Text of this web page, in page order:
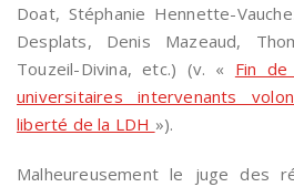
Doat, Stéphanie Hennette-
Desplats, Denis Mazeaud,
Touzeil-Divina, etc.) (v. « Fin de
universitaires intervenants
liberté de la LDH »).
Malheureusement le juge des